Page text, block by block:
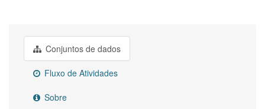
Conjuntos de dados
Fluxo de Atividades
Sobre